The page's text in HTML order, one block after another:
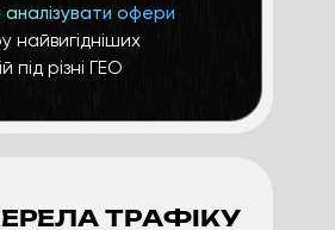
офери
найвигідніших
під різні ГЕО
ТРАФІКУ